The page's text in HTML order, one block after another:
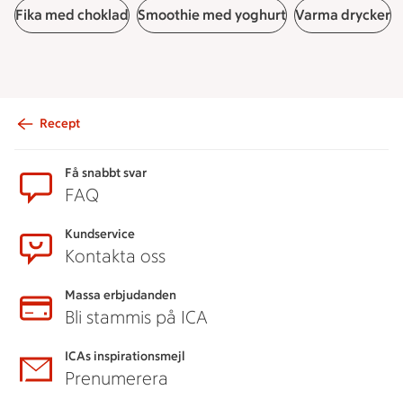
Fika med choklad Smoothie med yoghurt Varma drycker
Recept
Få snabbt svar
FAQ
Kundservice
Kontakta oss
Massa erbjudanden
Bli stammis på ICA
ICAs inspirationsmejl
Prenumerera